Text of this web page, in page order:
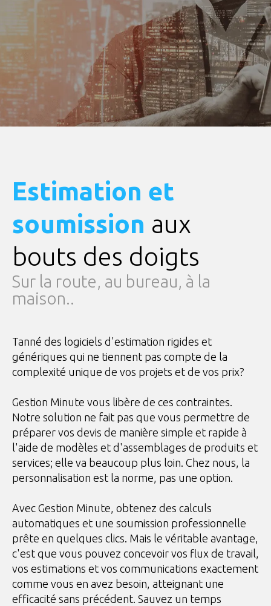
Estimation et
soumission aux
bouts des doigts
Sur la route, au bureau, à la
maison..
Tanné des logiciels d'estimation rigides et
génériques qui ne tiennent pas compte de la
complexité unique de vos projets et de vos prix?
Gestion Minute vous libère de ces contraintes.
Notre solution ne fait pas que vous permettre de
préparer vos devis de manière simple et rapide à
l'aide de modèles et d'assemblages de produits et
services; elle va beaucoup plus loin. Chez nous, la
personnalisation est la norme, pas une option.
Avec Gestion Minute, obtenez des calculs
automatiques et une soumission professionnelle
prête en quelques clics. Mais le véritable avantage,
c'est que vous pouvez concevoir vos flux de travail,
vos estimations et vos communications exactement
comme vous en avez besoin, atteignant une
efficacité sans précédent. Sauvez un temps